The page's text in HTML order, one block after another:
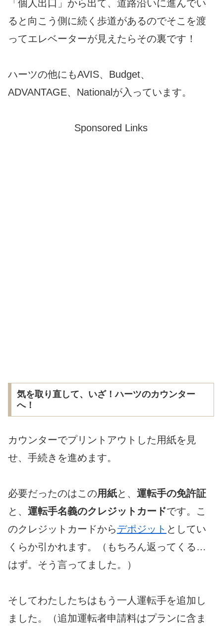
「個人出口」から出て、道路沿いに進んでい
ると向こう側に続く歩道があるのでそこを渡
ってエレベーターが見えたらその裏です！
ハーツの他にもAVIS、Budget、
ADVANTAGE、Nationalが入っています。
Sponsored Links
気を取り直して、いざ！ハーツのカウンター
へ！
カウンターでプリントアウトした用紙を見
せ、手続きを進めます。
必要だったのはこの用紙と、 運転手の免許証
と、 運転手名義のクレジットカードです。こ
のクレジットカードからデポジット としてい
くらか引かれます。（もちろん返ってくる…
はず。そう言ってました。）
そしてわたしたちはもう一人運転手を追加し
ました。（追加運転者申請料はプランに含ま